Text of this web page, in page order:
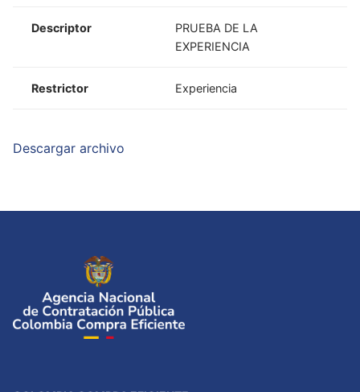
Descriptor
PRUEBA DE LA
EXPERIENCIA
Restrictor Experiencia
Descargar archivo